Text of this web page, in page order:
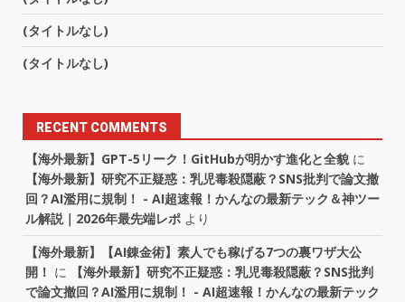
(タイトルなし)
(タイトルなし)
RECENT COMMENTS
【海外最新】GPT-5リーク！GitHubが明かす進化と全貌に
【海外最新】研究不正疑惑：乳児毒殺隠蔽？SNS批判で論文撤
回？AI濫用に規制！ - AI超速報！かんなの最新テック＆神ツー
ル解説｜2026年最先端レポ より
【海外最新】【AI錬金術】素人でも稼げる7つの裏ワザ大公
開！ に
【海外最新】研究不正疑惑：乳児毒殺隠蔽？SNS批判
で論文撤回？AI濫用に規制！ - AI超速報！かんなの最新テック